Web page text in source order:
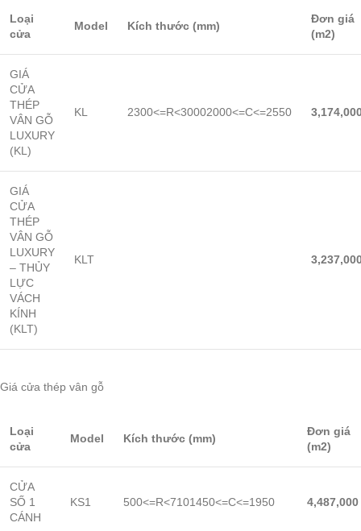
Loại
cửa
Model Kích thước (mm)
Đơn giá
(m2)
GIÁ
CỬA
THÉP
VÂN GỖ
LUXURY
(KL)
KL 2300<=R<30002000<=C<=2550
GIÁ
CỬA
THÉP
VÂN GỖ
LUXURY
– THỦY
LỰC
VÁCH
KÍNH
(KLT)
KLT
Giá cửa thép vân gỗ
Loại
cửa
Model Kích thước (mm)
Đơn giá
(m2)
CỬA
SỐ 1
CÁNH
KS1 500<=R<7101450<=C<=1950 4,487,000